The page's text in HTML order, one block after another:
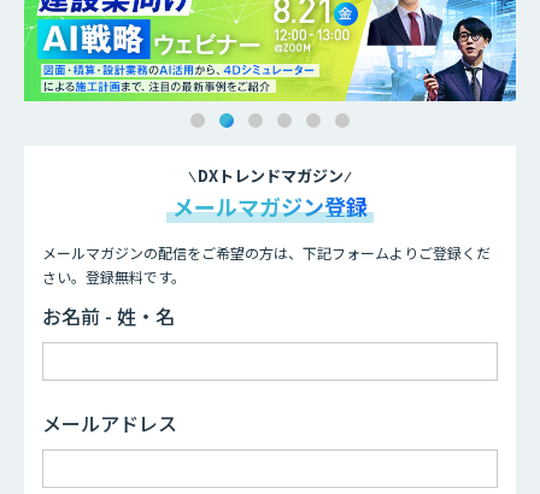
DXトレンドマガジン
メールマガジン登録
メールマガジンの配信をご希望の方は、下記フォームよりご登録くだ
さい。登録無料です。
お名前 - 姓・名
メールアドレス